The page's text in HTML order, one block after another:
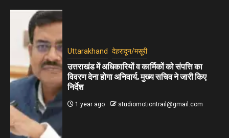
Uttarakhand देहरादून/मसूरी
उत्तराखंड में अधिकारियों व कार्मिकों को संपत्ति का
विवरण देना होगा अनिवार्य, मुख्य सचिव ने जारी किए
निर्देश
1 year ago studiomotiontrail@gmail.com